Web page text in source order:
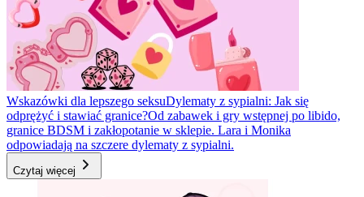
Wskazówki dla lepszego seksuDylematy z sypialni: Jak się
odprężyć i stawiać granice?Od zabawek i gry wstępnej po libido,
granice BDSM i zakłopotanie w sklepie. Lara i Monika
odpowiadają na szczere dylematy z sypialni.
Czytaj więcej